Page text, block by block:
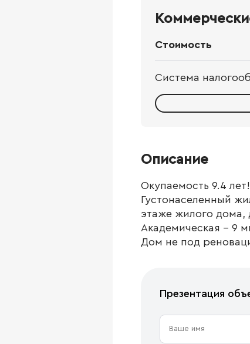
Стоимость
Система
Описание
Окупаемость 9.4
Густонаселенный
этаже жилого дома,
Академическая - 9
Дом не под
Презентация